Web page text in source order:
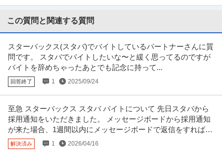
0時間以上） 【スタ…続きを見る
OA事務／残業なし ／ スターバックスコーヒージャパンでのOA事
務のお仕事 ／ 派遣
株式会社パソナ
新着 派遣社員 在宅ワーク 駅チカ 土日休み
月給30.3万円
【目黒エリア】飲食業界／スターバックスコーヒージャパン／在宅あり／9月
スタート／OA事務のお仕事で
提供：パソナJOBサーチ
法人営業 ／ ソリューション営業（リーダー候補）
株式会社DIRIGIO
この質問と関連する質問
スターバックス(スタバ)でバイトしているパートナーさんに質
問です。 スタバでバイトしたいな〜と緩く思ってるのですが
バイトを辞めちゃったあとでも記念に持って...
回答終了 1 2025/09/24
至急 スターバックス スタバ バイトについて 先日スタバから
採用通知をいただきました。 メッセージボードから採用通知
が来た場合、1週間以内にメッセージボードで返信をすればよ
ろしいのでしょうか。
解決済み 1 2026/04/16